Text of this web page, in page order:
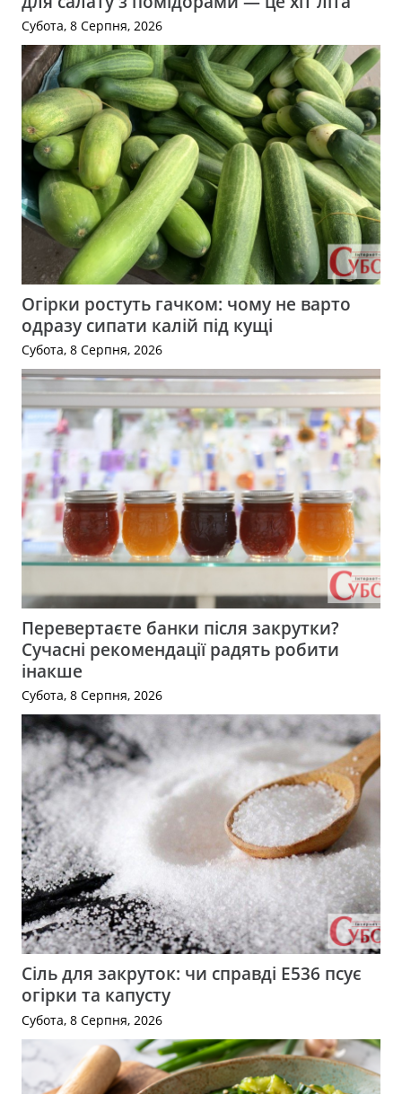
Субота, 8 Серпня, 2026
Огірки ростуть гачком: чому не варто
одразу сипати калій під кущі
Субота, 8 Серпня, 2026
Перевертаєте банки після закрутки?
Сучасні рекомендації радять робити
інакше
Субота, 8 Серпня, 2026
Сіль для закруток: чи справді Е536 псує
огірки та капусту
Субота, 8 Серпня, 2026